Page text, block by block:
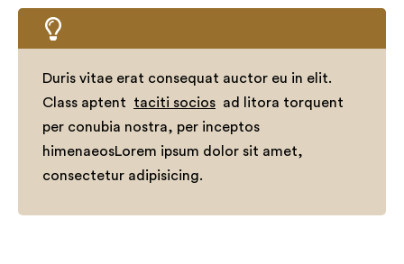
Duris vitae erat consequat auctor eu in elit.
Class aptent
taciti socios ad litora torquent
per conubia nostra, per inceptos
himenaeosLorem ipsum dolor sit amet,
consectetur adipisicing.